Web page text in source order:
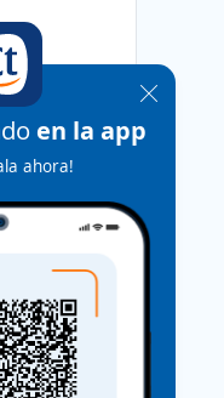
en la app
ahora!